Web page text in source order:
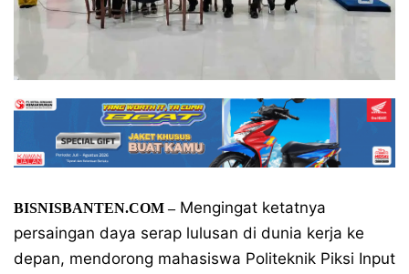
BISNISBANTEN.COM –Mengingat ketatnya
persaingan daya serap lulusan di dunia kerja ke
depan, mendorong mahasiswa Politeknik Piksi Input